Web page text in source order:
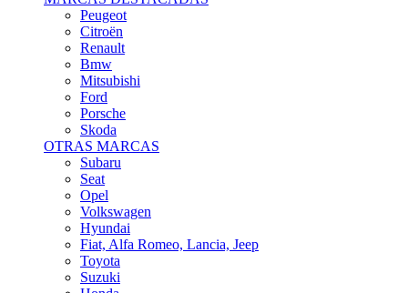
Peugeot
Citroën
Renault
Bmw
Mitsubishi
Ford
Porsche
Skoda
OTRAS MARCAS
Subaru
Seat
Opel
Volkswagen
Hyundai
Fiat, Alfa Romeo, Lancia, Jeep
Toyota
Suzuki